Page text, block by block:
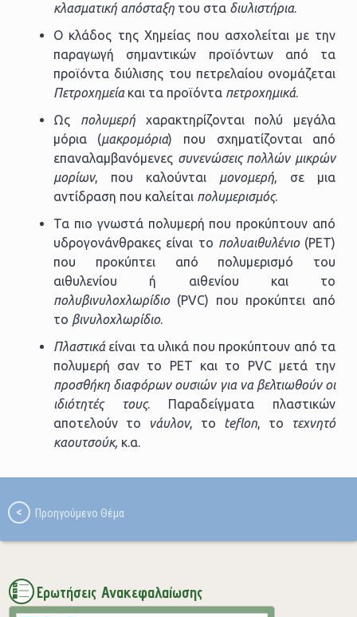
κλασματική απόσταξη του στα διυλιστήρια.
Ο κλάδος της Χημείας που ασχολείται με την
παραγωγή σημαντικών προϊόντων από τα
προϊόντα διύλισης του πετρελαίου ονομάζεται
Πετροχημεία και τα προϊόντα πετροχημικά.
Ως πολυμερή χαρακτηρίζονται πολύ μεγάλα
μόρια (μακρομόρια) που σχηματίζονται από
επαναλαμβανόμενες συνενώσεις πολλών μικρών
μορίων, που καλούνται μονομερή, σε μια
αντίδραση που καλείται πολυμερισμός.
Τα πιο γνωστά πολυμερή που προκύπτουν από
υδρογονάνθρακες είναι το πολυαιθυλένιο (PET)
που προκύπτει από πολυμερισμό του
αιθυλενίου ή αιθενίου και το
πολυβινυλοχλωρίδιο (PVC) που προκύπτει από
το βινυλοχλωρίδιο.
Πλαστικά είναι τα υλικά που προκύπτουν από τα
πολυμερή σαν το PET και το PVC μετά την
προσθήκη διαφόρων ουσιών για να βελτιωθούν οι
ιδιότητές τους. Παραδείγματα πλαστικών
αποτελούν το
νάυλον, το teflon, το τεχνητό
καουτσούκ, κ.α.
Ερωτήσεις Ανακεφαλαίωσης